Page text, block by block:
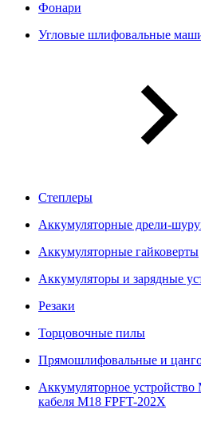
Фонари
Угловые шлифовальные
Степлеры
Аккумуляторные дрели-
Аккумуляторные гайковерты
Аккумуляторы и зарядные
Резаки
Торцовочные пилы
Прямошлифовальные и
Аккумуляторное
кабеля M18 FPFT-202X